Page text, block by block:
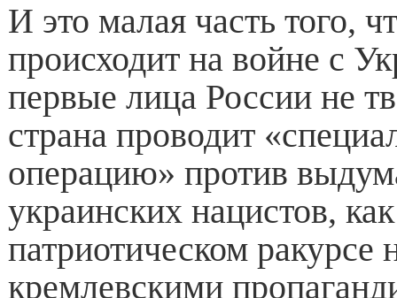
И это малая часть того,
происходит на войне с
первые лица России не
страна проводит
операцию» против
украинских нацистов,
патриотическом ракурсе
кремлевскими